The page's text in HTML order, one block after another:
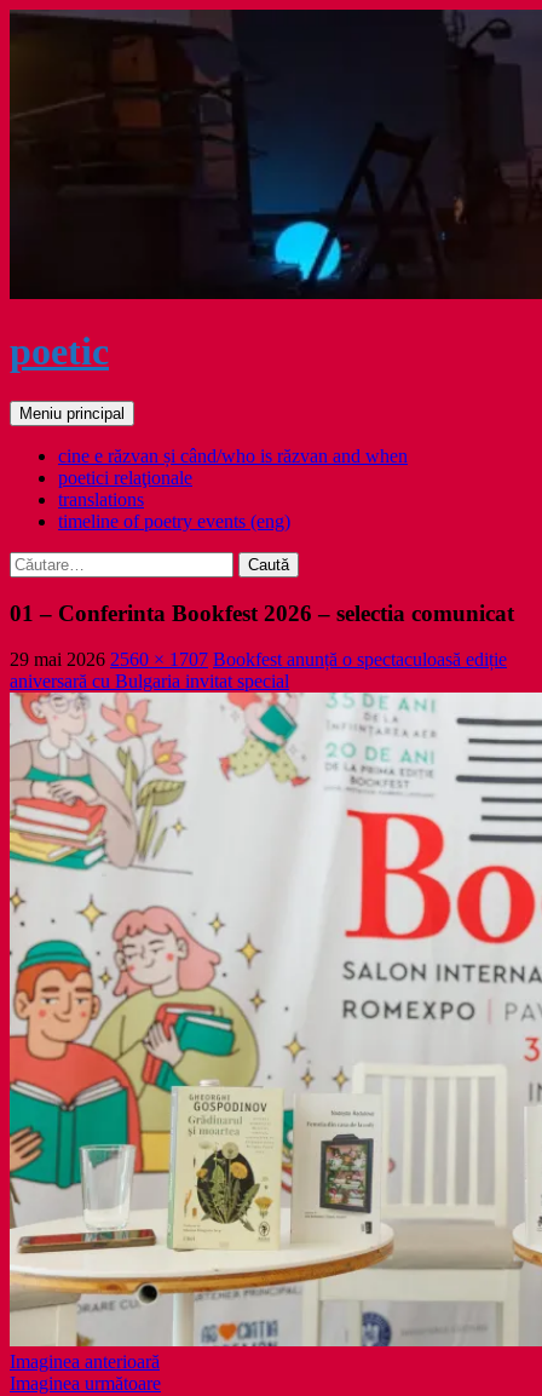
Sari
poetic
Caută
Meniu principal
cine e răzvan și când/who is răzvan and when
poetici relaţionale
translations
timeline of poetry events (eng)
Caută
după:
01 – Conferinta Bookfest 2026 – selectia comunicat
29 mai 2026 2560 × 1707 Bookfest anunță o spectaculoasă ediție
aniversară cu Bulgaria invitat special
Imaginea anterioară
Imaginea următoare